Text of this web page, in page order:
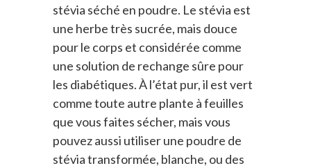
stévia séché en poudre. Le stévia est
une herbe très sucrée, mais douce
pour le corps et considérée comme
une solution de rechange sûre pour
les diabétiques. À l’état pur, il est vert
comme toute autre plante à feuilles
que vous faites sécher, mais vous
pouvez aussi utiliser une poudre de
stévia transformée, blanche, ou des